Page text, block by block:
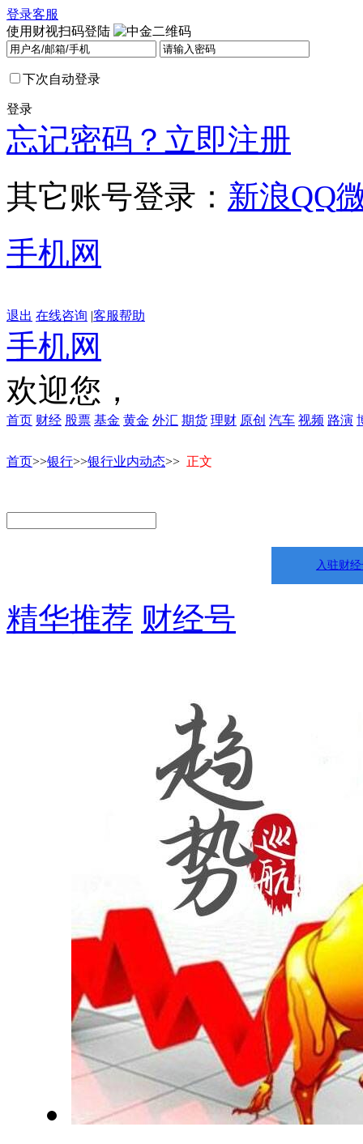
登录客服
使用财视扫码登陆
下次自动登录
登录
忘记密码？ 立即注册
其它账号登录： 新浪QQ
手机网
退出 在线咨询 |客服帮助
手机网
欢迎您，
首页 财经 股票 基金 黄金 外汇 期货 理财 原创 汽车 视频 路演
首页>>银行>>银行业内动态>> 正文
入驻财
精华推荐 财经号